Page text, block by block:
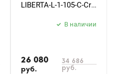
LIBERTA-L-1-105-C-Cr
В наличии
26 080
руб.
34 686
руб.